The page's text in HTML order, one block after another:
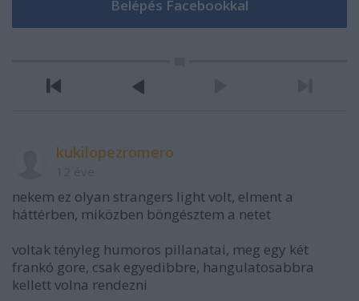
kukilopezromero
nekem ez olyan strangers light volt, elment a
háttérben, miközben böngésztem a netet
voltak tényleg humoros pillanatai, meg egy két
frankó gore, csak egyedibbre, hangulatosabbra
kellett volna rendezni